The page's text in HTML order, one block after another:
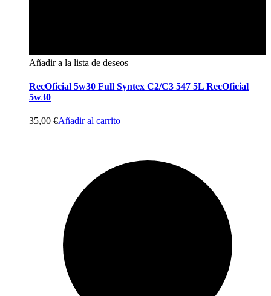
Añadir a la lista de deseos
RecOficial 5w30 Full Syntex C2/C3 547 5L RecOficial
5w30
35,00 €Añadir al carrito